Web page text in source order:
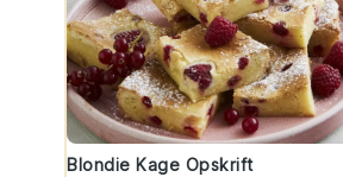
Blondie Kage Opskrift